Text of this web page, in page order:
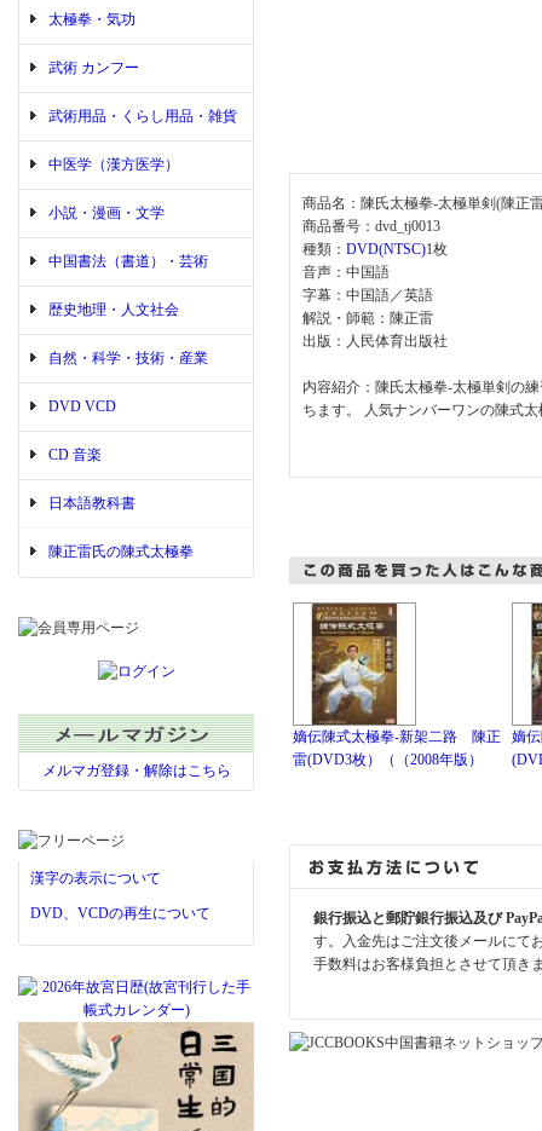
太極拳・気功
武術 カンフー
武術用品・くらし用品・雑貨
中医学（漢方医学）
小説・漫画・文学
中国書法（書道）・芸術
歴史地理・人文社会
自然・科学・技術・産業
DVD VCD
CD 音楽
日本語教科書
陳正雷氏の陳式太極拳
メルマガ登録・解除はこちら
漢字の表示について
DVD、VCDの再生について
商品名：陳氏太極拳-太極単剣(陳正
商品番号：dvd_tj0013
種類： DVD(NTSC)1枚
音声：中国語
字幕：中国語／英語
解説・師範：陳正雷
出版：人民体育出版社
内容紹介：陳氏太極拳-太極単剣の
ちます。 人気ナンバーワンの陳式
嫡伝陳式太極拳-新架二路 陳正
雷(DVD3枚）（（2008年版）
嫡
銀行振込と郵貯銀行振込及び
す。入金先はご注文後メールにて
手数料はお客様負担とさせて頂き